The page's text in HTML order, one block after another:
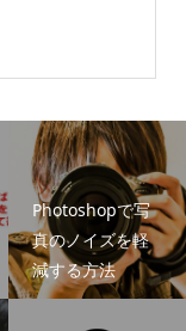
Photoshopで写
真のノイズを軽
減する方法